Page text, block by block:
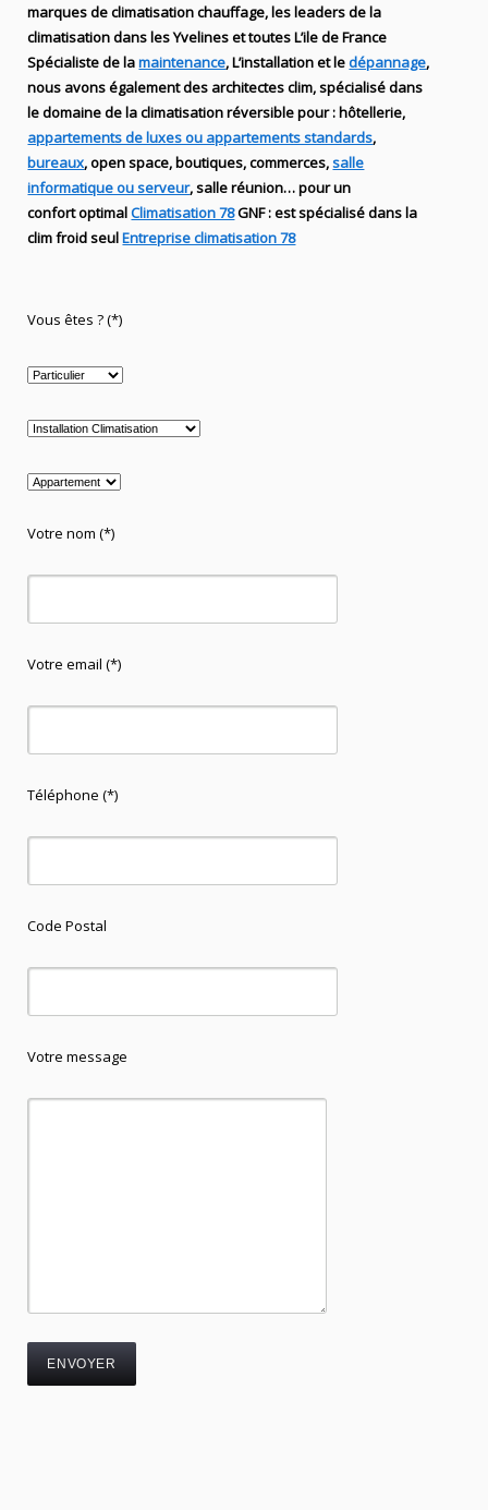
marques declimatisation chauffage, les leadersde la
climatisation dans les Yvelines et toutes L’ile de France
Spécialiste delamaintenance, L’installationet ledépannage,
nous avons également des architectes clim,spécialisé dans
le domaine de laclimatisation réversiblepour : hôtellerie,
appartements de luxes ou appartements standards,
bureaux, open space, boutiques, commerces,salle
informatique ou serveur, salle réunion… pour un
confort optimalClimatisation 78GNF:estspécialisédans la
climfroid seulEntreprise climatisation 78
Vous êtes ? (*)
Votre nom (*)
Votre email (*)
Téléphone (*)
Code Postal
Votre message